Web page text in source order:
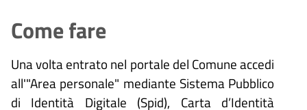
Come fare
Una volta entrato nel portale del Comune accedi
all'"Area personale" mediante Sistema Pubblico
di Identità Digitale (Spid), Carta d’Identità